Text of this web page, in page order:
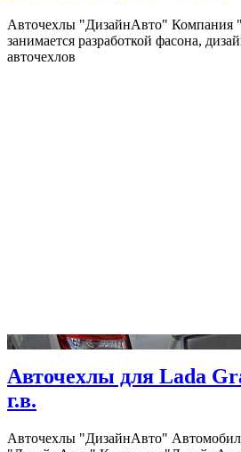
Авточехлы "ДизайнАвто" Компания
занимается разработкой фасона,
авточехлов
Авточехлы для Lada
г.в.
Авточехлы "ДизайнАвто"